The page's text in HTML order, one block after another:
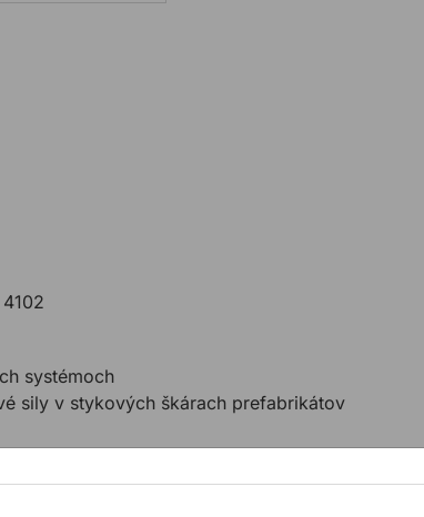
systémoch
sily v stykových škárach prefabrikátov